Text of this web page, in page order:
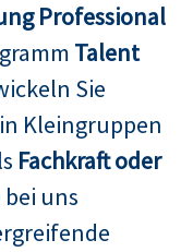
Professional
Talent
Sie
Kleingruppen
Fachkraft oder
uns